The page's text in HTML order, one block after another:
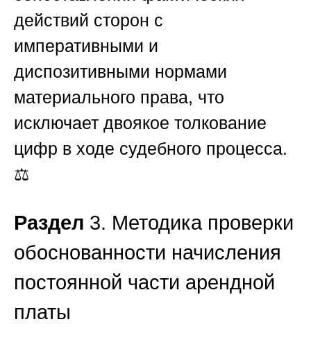
действий сторон с
императивными и
диспозитивными нормами
материального права, что
исключает двоякое толкование
цифр в ходе судебного процесса.
⚖️
Раздел 3. Методика проверки
обоснованности начисления
постоянной части арендной
платы